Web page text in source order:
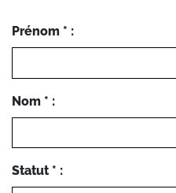
Prénom * :
Nom * :
Statut * :